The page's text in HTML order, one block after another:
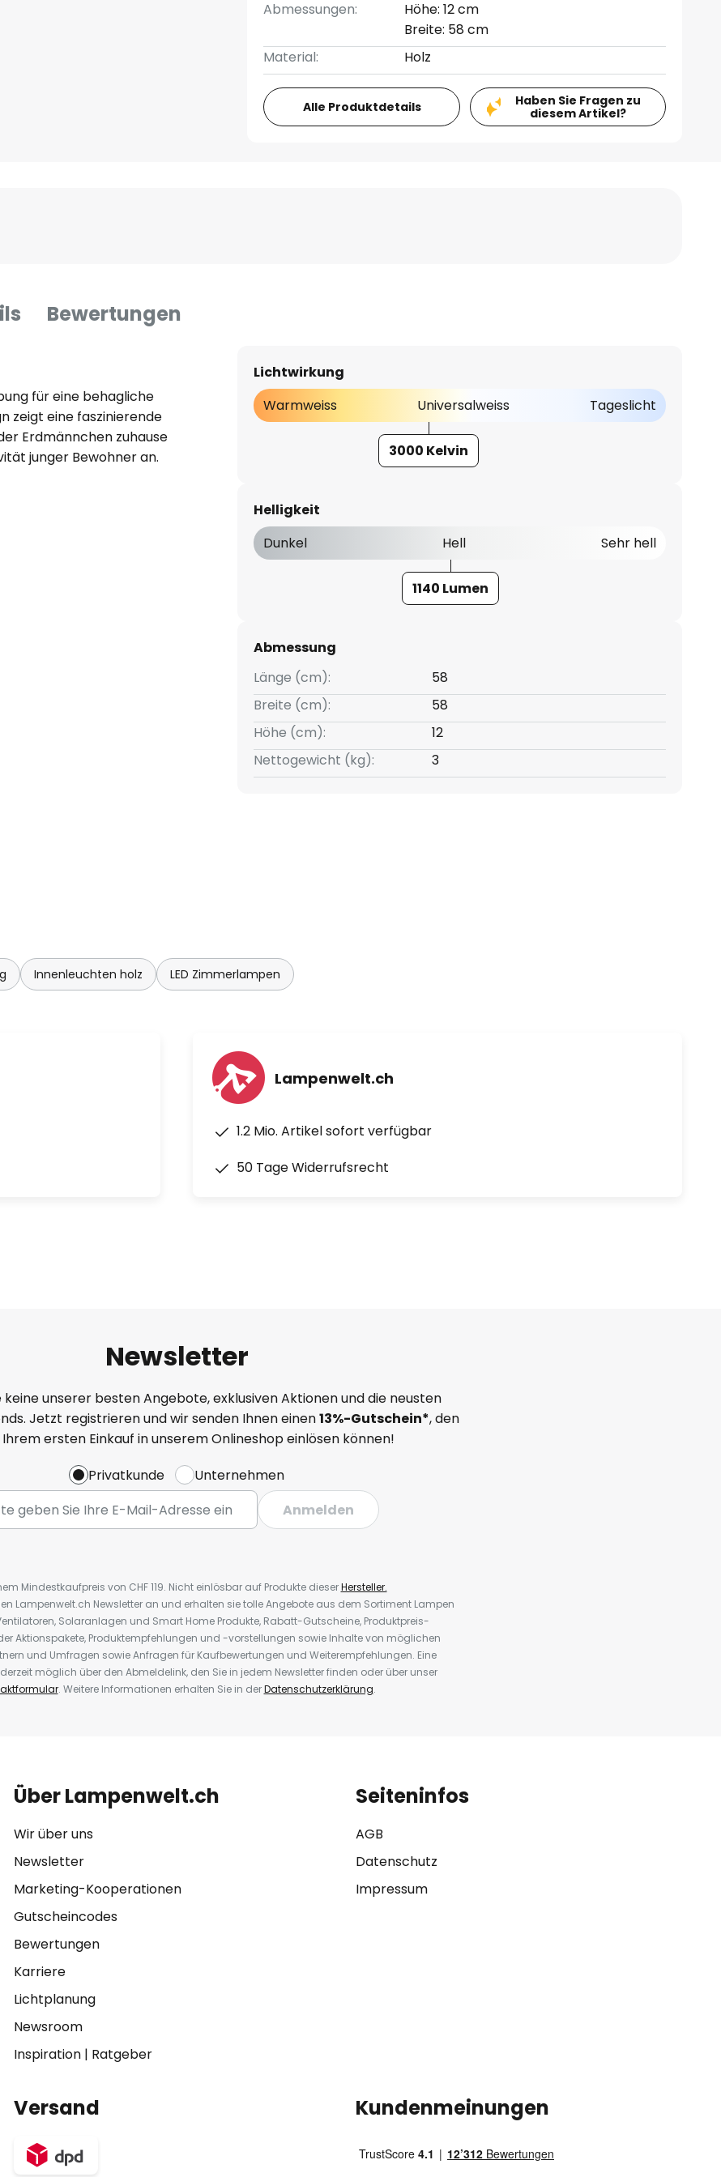
Abmessungen:
Höhe: 12 cm
Breite: 58 cm
Material:
Holz
Alle Produktdetails
Haben Sie Fragen zu
diesem Artikel?
Bewertungen
für eine behagliche
zeigt eine faszinierende
Erdmännchen zuhause
junger Bewohner an.
geschaltet werden. Das
über den Wandschalter zu
Lichtwirkung
Warmweiss
Universalweiss Tageslicht
3000 Kelvin
Helligkeit
Dunkel
Hell Sehr hell
1140 Lumen
Abmessung
Länge (cm):
58
Breite (cm):
58
Höhe (cm):
12
Nettogewicht (kg):
3
Innenleuchten holz LED Zimmerlampen
Lampenwelt.ch
1.2 Mio. Artikel sofort verfügbar
50 Tage Widerrufsrecht
Newsletter
keine unserer besten Angebote, exklusiven Aktionen und die neusten
Jetzt registrieren und wir senden Ihnen einen13%-Gutschein*, den
Ihrem ersten Einkauf in unserem Onlineshop einlösen können!
Privatkunde
Unternehmen
Anmelden
Mindestkaufpreis von CHF 119. Nicht einlösbar auf Produkte dieserHersteller.
Lampenwelt.ch Newsletter an und erhalten sie tolle Angebote aus dem Sortiment Lampen
Solaranlagen und Smart Home Produkte, Rabatt-Gutscheine, Produktpreis-
Aktionspakete, Produktempfehlungen und -vorstellungen sowie Inhalte von möglichen
und Umfragen sowie Anfragen für Kaufbewertungen und Weiterempfehlungen. Eine
möglich über den Abmeldelink, den Sie in jedem Newsletter finden oder über unser
. Weitere Informationen erhalten Sie in derDatenschutzerklärung.
Über Lampenwelt.ch
Wir über uns
Newsletter
Marketing-Kooperationen
Gutscheincodes
Bewertungen
Karriere
Lichtplanung
Newsroom
Inspiration| Ratgeber
Seiteninfos
AGB
Datenschutz
Impressum
Versand Kundenmeinungen